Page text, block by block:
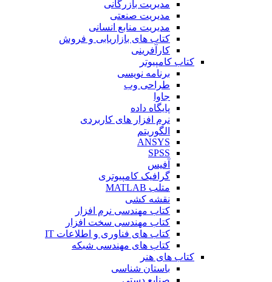
مدیریت بازرگانی
مدیریت صنعتی
مدیریت منابع انسانی
کتاب های بازاریابی و فروش
کارآفرینی
کتاب کامپیوتر
برنامه نویسی
طراحی وب
جاوا
پایگاه داده
نرم افزار های کاربردی
الگوریتم
ANSYS
SPSS
آفیس
گرافیک کامپیوتری
متلب MATLAB
نقشه کشی
کتاب مهندسی نرم افزار
کتاب مهندسی سخت افزار
کتاب های فناوری و اطلاعات IT
کتاب های مهندسی شبکه
کتاب های هنر
باستان شناسی
صنایع دستی